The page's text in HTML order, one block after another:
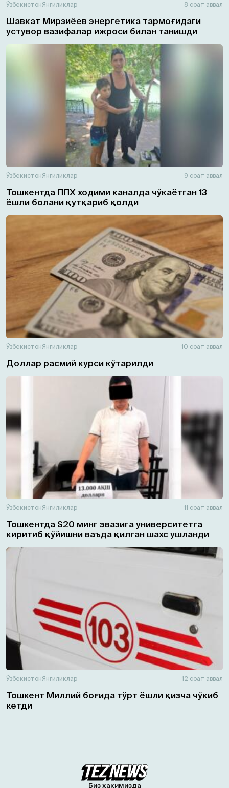
ЎзбекистонЯнгиликлар 8 соат аввал
Шавкат Мирзиёев энергетика тармоғидаги
устувор вазифалар ижроси билан танишди
ЎзбекистонЯнгиликлар 9 соат аввал
Тошкентда ППХ ходими каналда чўкаётган 13
ёшли болани қутқариб қолди
ЎзбекистонЯнгиликлар 10 соат аввал
Доллар расмий курси кўтарилди
ЎзбекистонЯнгиликлар 11 соат аввал
Тошкентда $20 минг эвазига университетга
киритиб қўйишни ваъда қилган шахс ушланди
ЎзбекистонЯнгиликлар 12 соат аввал
Тошкент Миллий боғида тўрт ёшли қизча чўкиб
кетди
Биз ҳақимизда